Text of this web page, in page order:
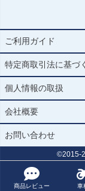
商品レビュー 車
ご利用ガイド
特定商取引法に基づ
個人情報の取扱
会社概要
お問い合わせ
©2015-